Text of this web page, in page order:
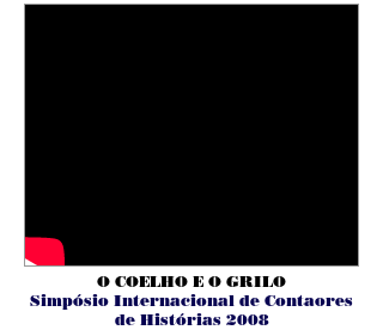
O COELHO E O GRILO
Simpósio Internacional de Contaores
de Histórias 2008